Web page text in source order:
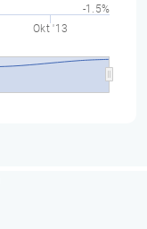
Okt '13
-1.5%